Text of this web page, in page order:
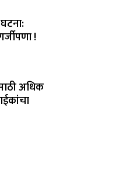
!
अधिक